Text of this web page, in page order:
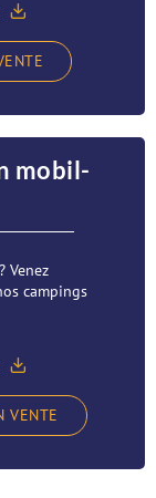
mobil-
Venez
campings
VENTE